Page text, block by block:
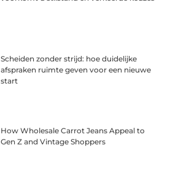
Scheiden zonder strijd: hoe duidelijke
afspraken ruimte geven voor een nieuwe
start
How Wholesale Carrot Jeans Appeal to
Gen Z and Vintage Shoppers